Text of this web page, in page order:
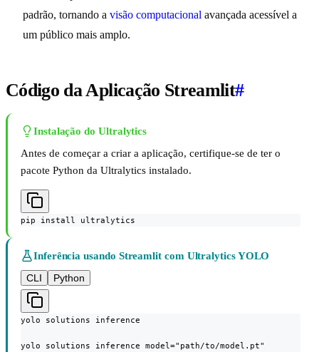
padrão, tornando a visão computacional avançada acessível a
um público mais amplo.
Código da Aplicação Streamlit#
Instalação do Ultralytics
Antes de começar a criar a aplicação, certifique-se de ter o
pacote Python da Ultralytics instalado.
pip install ultralytics
Inferência usando Streamlit com Ultralytics YOLO
CLI
Python
yolo solutions inference
yolo solutions inference model="path/to/model.pt"